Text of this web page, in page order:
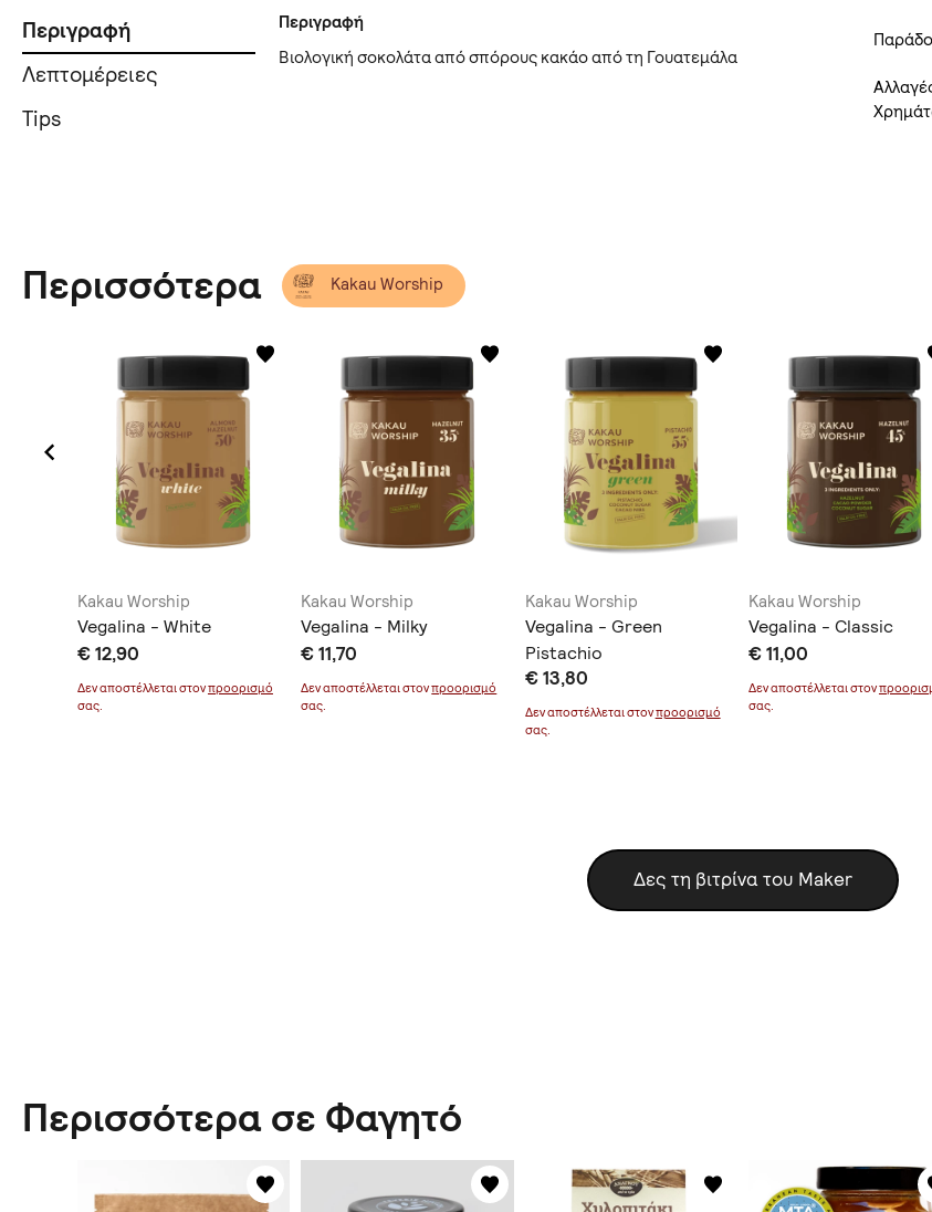
Περιγραφή
Λεπτομέρειες
Tips
Περιγραφή
Βιολογική σοκολάτα από σπόρους κακάο από τη Γουατεμάλα
Περισσότερα Kakau Worship
Kakau Worship
Vegalina - White
€ 12,90
Δεν αποστέλλεται στονπροορισμό
σας.
Kakau Worship
Vegalina - Milky
€ 11,70
Δεν αποστέλλεται στονπροορισμό
σας.
Kakau Worship
Vegalina - Green
Pistachio
€ 13,80
Δεν αποστέλλεται στονπροορισμό
σας.
Kakau Worship
Vegalina - Classic
€ 11,00
Δεν αποστέλλεται στον
σας.
Δες τη βιτρίνα του Maker
Περισσότερα σε Φαγητό